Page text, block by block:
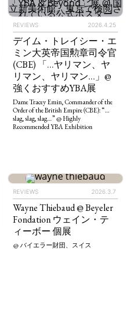
REVIEWS 2026.4.25
デイム・トレイシー・エ
ミン大英帝国勲章司令官
(CBE) 「…ヤリマン、ヤ
リマン、ヤリマン…」@
強くおすすめYBA展
Dame Tracey Emin, Commander of the
Order of the British Empire (CBE): “…
slag, slag, slag…” @ Highly
Recommended YBA Exhibition
REVIEWS 2026.3.7
Wayne Thiebaud @ Beyeler
Fondation ウェイン・テ
ィーボー 個展
@ バイエラー財団、スイス